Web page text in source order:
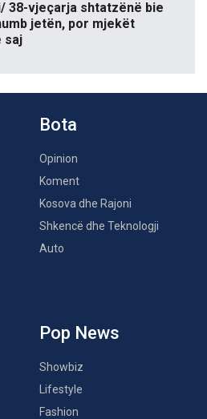
38-vjeçarja shtatzënë bie
jetën, por mjekët
saj
Bota
Opinion
Koment
Kosova dhe Rajoni
Shkencë dhe Teknologji
Auto
Pop News
Showbiz
Lifestyle
Fashion